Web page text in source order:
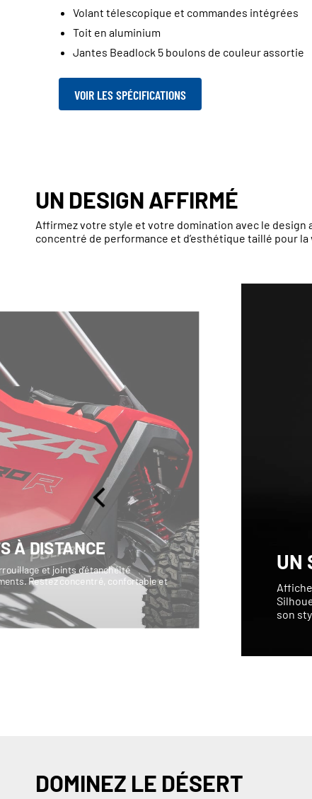
Volant télescopique et commandes intégrées
Toit en aluminium
Jantes Beadlock 5 boulons de couleur assortie
VOIR LES SPÉCIFICATIONS
UN DESIGN AFFIRMÉ
Affirmez votre style et votre domination avec le design
concentré de performance et d’esthétique taillé pour la
À DISTANCE
et joints d’étanchéité
Restez concentré, confortable et
UN
son
DOMINEZ LE DÉSERT